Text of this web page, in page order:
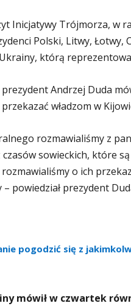
Inicjatywy Trójmorza,
Polski, Litwy, Łotwy,
którą
prezydent Andrzej Duda
władzom w
rozmawialiśmy z
sowieckich, które
o ich
powiedział prezydent
pogodzić się z
mówił w czwartek